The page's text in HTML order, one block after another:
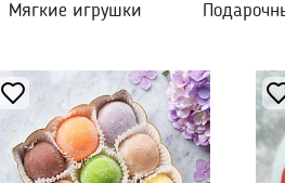
Мягкие игрушки